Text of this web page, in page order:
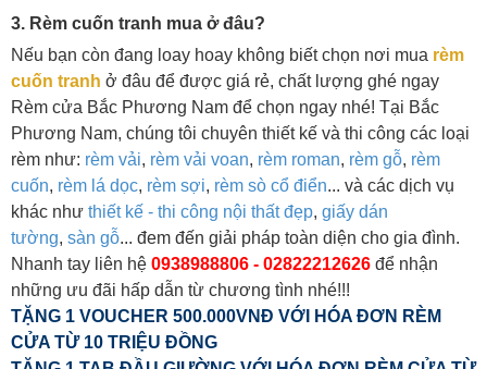
3. Rèm cuốn tranh mua ở đâu?
Nếu bạn còn đang loay hoay không biết chọn nơi mua rèm
cuốn tranh ở đâu để được giá rẻ, chất lượng ghé ngay
Rèm cửa Bắc Phương Nam để chọn ngay nhé! Tại Bắc
Phương Nam, chúng tôi chuyên thiết kế và thi công các loại
rèm như: rèm vải, rèm vải voan, rèm roman, rèm gỗ, rèm
cuốn, rèm lá dọc, rèm sợi, rèm sò cổ điển... và các dịch vụ
khác như thiết kế - thi công nội thất đẹp, giấy dán
tường, sàn gỗ... đem đến giải pháp toàn diện cho gia đình.
Nhanh tay liên hệ 0938988806 - 02822212626 để nhận
những ưu đãi hấp dẫn từ chương tình nhé!!!
TẶNG 1 VOUCHER 500.000VNĐ VỚI HÓA ĐƠN RÈM
CỬA TỪ 10 TRIỆU ĐỒNG